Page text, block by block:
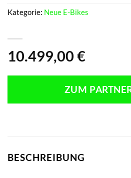
10.499,00 €
ZUM
Kategorie: Neue E-Bikes
BESCHREIBUNG